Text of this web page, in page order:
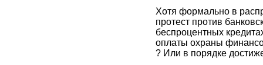
Хотя формально в
протест против
беспроцентных
оплаты охраны
? Или в порядке